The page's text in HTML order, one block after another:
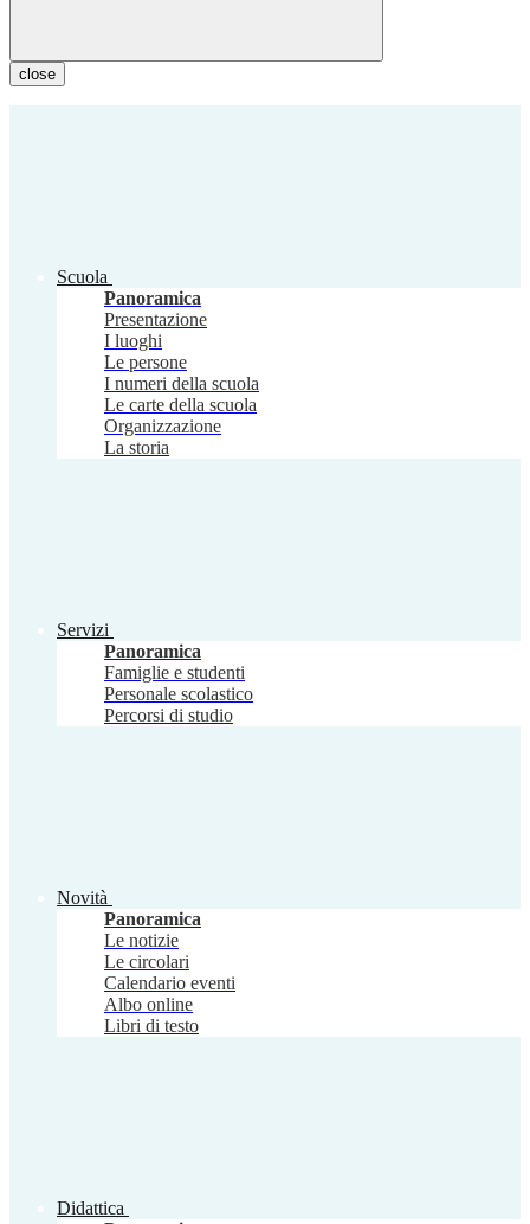
close
Scuola
Panoramica
Presentazione
I luoghi
Le persone
I numeri della scuola
Le carte della scuola
Organizzazione
La storia
Servizi
Panoramica
Famiglie e studenti
Personale scolastico
Percorsi di studio
Novità
Panoramica
Le notizie
Le circolari
Calendario eventi
Albo online
Libri di testo
Didattica